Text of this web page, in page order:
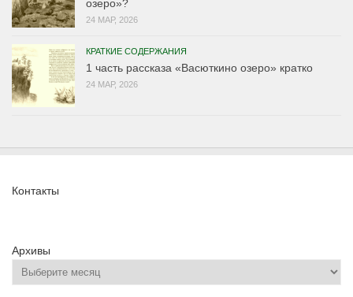
озеро»?
24 МАР, 2026
КРАТКИЕ СОДЕРЖАНИЯ
1 часть рассказа «Васюткино озеро» кратко
24 МАР, 2026
Контакты
Архивы